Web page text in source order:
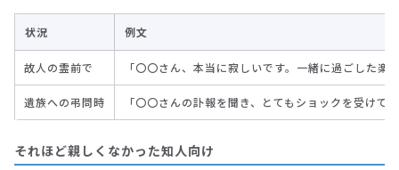
状況 例文
故人の霊前で 「〇〇さん、本当に寂しいです。一緒に過ごした
遺族への弔問時 「〇〇さんの訃報を聞き、とてもショックを受け
それほど親しくなかった知人向け